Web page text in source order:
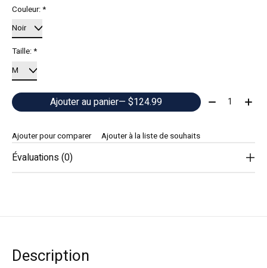
Couleur:*
Taille:*
Ajouter au panier — $124.99 Quantité:
Ajouter pour comparer Ajouter à la liste de souhaits
Évaluations (0)
Description